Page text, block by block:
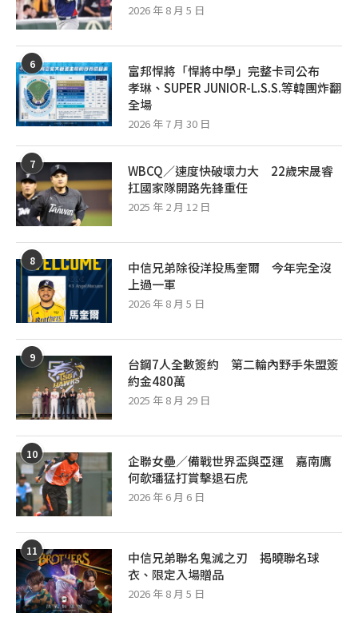
2026 年 8 月 5 日
6
富邦悍將「悍將中學」完整卡司公布
孝琳、SUPER JUNIOR-L.S.S.等韓團炸翻
全場
2026 年 7 月 30 日
7
WBCQ／速度快破壞力大 22歲宋晟睿
扛國家隊開路先鋒重任
2025 年 2 月 12 日
8
中信兄弟除役洋投馬奎爾 今年完全沒
上過一軍
2026 年 8 月 5 日
9
台鋼7人全數簽約 第二輪內野手朱盟簽
約金480萬
2025 年 8 月 29 日
10
企聯女壘／備戰世界盃與亞運 嘉南鷹
何欹璠猛打賞擊退石虎
2026 年 6 月 6 日
11
中信兄弟聯名鬼滅之刃 揭曉聯名球
衣、限定入場贈品
2026 年 8 月 5 日